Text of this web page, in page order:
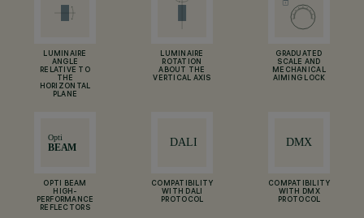
LUMINAIRE
ANGLE
RELATIVE TO
THE
HORIZONTAL
PLANE
LUMINAIRE
ROTATION
ABOUT THE
VERTICAL AXIS
GRADUATED
SCALE AND
MECHANICAL
AIMING LOCK
OPTI BEAM
HIGH-
PERFORMANCE
REFLECTORS
COMPATIBILITY
WITH DALI
PROTOCOL
COMPATIBILITY
WITH DMX
PROTOCOL